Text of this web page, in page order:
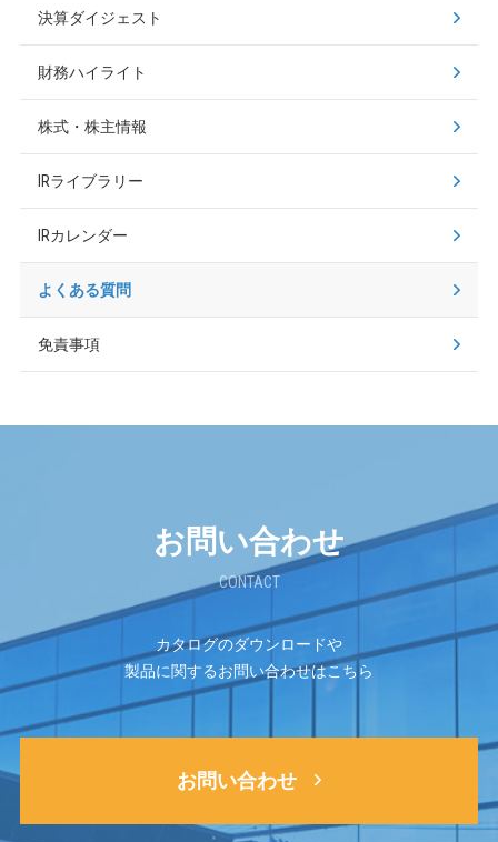
決算ダイジェスト
財務ハイライト
株式・株主情報
IRライブラリー
IRカレンダー
よくある質問
免責事項
お問い合わせ
CONTACT
カタログのダウンロードや
製品に関するお問い合わせはこちら
お問い合わせ